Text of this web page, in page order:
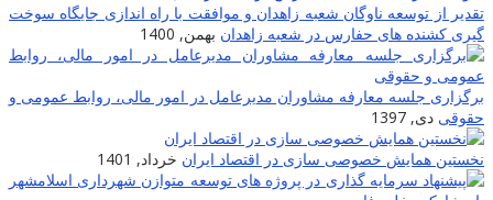
تقدیر از توسعه ناوگان شعبه زاهدان و موافقت با راه اندازی جایگاه سوخت
گیری کشنده های حفارس در شعبه زاهدان بهمن, 1400
برگزاری جلسه معارفه مشاوران مدیرعامل در امور مالی، روابط عمومی و
حقوقی دی, 1397
نخستین همایش خصوصی سازی در اقتصاد ایران خرداد, 1401